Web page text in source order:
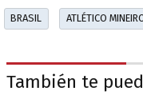
BRASIL ATLÉTICO
También te